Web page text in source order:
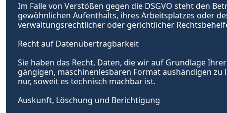
Im Falle von Verstößen gegen die DSGVO steht den
gewöhnlichen Aufenthalts, ihres Arbeitsplatzes oder
verwaltungsrechtlicher oder gerichtlicher
Recht auf Daten­übertrag­barkeit
Sie haben das Recht, Daten, die wir auf Grundlage
gängigen, maschinenlesbaren Format aushändigen
nur, soweit es technisch machbar ist.
Auskunft, Löschung und Berichtigung